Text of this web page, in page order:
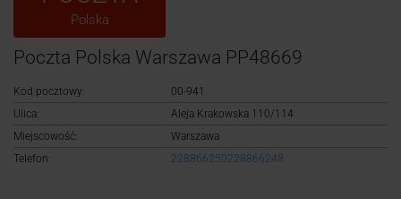
Logowanie
Polska
Poczta Polska Warszawa PP48669
Kod pocztowy:
00-941
Ulica:
Aleja Krakowska 110/114
Miejscowość:
Warszawa
Telefon:
228866250228866248